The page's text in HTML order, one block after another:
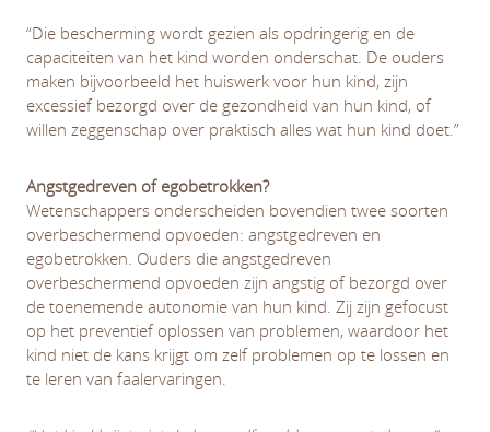
“Die bescherming wordt gezien als opdringerig en de
capaciteiten van het kind worden onderschat. De ouders
maken bijvoorbeeld het huiswerk voor hun kind, zijn
excessief bezorgd over de gezondheid van hun kind, of
willen zeggenschap over praktisch alles wat hun kind doet.”
Angstgedreven of egobetrokken?
Wetenschappers onderscheiden bovendien twee soorten
overbeschermend opvoeden: angstgedreven en
egobetrokken. Ouders die angstgedreven
overbeschermend opvoeden zijn angstig of bezorgd over
de toenemende autonomie van hun kind. Zij zijn gefocust
op het preventief oplossen van problemen, waardoor het
kind niet de kans krijgt om zelf problemen op te lossen en
te leren van faalervaringen.